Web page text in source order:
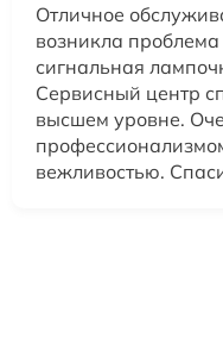
Отличное
возникла
сигнальная
Сервисный центр
высшем уровне.
вежливостью.